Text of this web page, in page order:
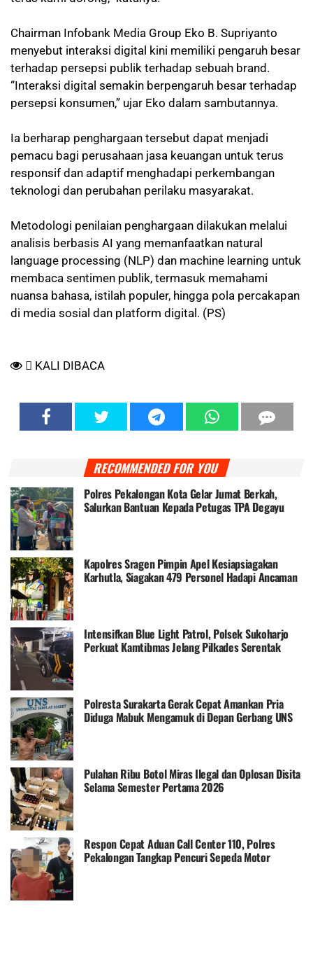
Chairman Infobank Media Group Eko B. Supriyanto
menyebut interaksi digital kini memiliki pengaruh besar
terhadap persepsi publik terhadap sebuah brand.
“Interaksi digital semakin berpengaruh besar terhadap
persepsi konsumen,” ujar Eko dalam sambutannya.
Ia berharap penghargaan tersebut dapat menjadi
pemacu bagi perusahaan jasa keuangan untuk terus
responsif dan adaptif menghadapi perkembangan
teknologi dan perubahan perilaku masyarakat.
Metodologi penilaian penghargaan dilakukan melalui
analisis berbasis AI yang memanfaatkan natural
language processing (NLP) dan machine learning untuk
membaca sentimen publik, termasuk memahami
nuansa bahasa, istilah populer, hingga pola percakapan
di media sosial dan platform digital. (PS)
KALI DIBACA
RECOMMENDED FOR YOU
Polres Pekalongan Kota Gelar Jumat Berkah,
Salurkan Bantuan Kepada Petugas TPA Degayu
Kapolres Sragen Pimpin Apel Kesiapsiagakan
Karhutla, Siagakan 479 Personel Hadapi Ancaman
Intensifkan Blue Light Patrol, Polsek Sukoharjo
Perkuat Kamtibmas Jelang Pilkades Serentak
2026
Polresta Surakarta Gerak Cepat Amankan Pria
Diduga Mabuk Mengamuk di Depan Gerbang UNS
Pulahan Ribu Botol Miras Ilegal dan Oplosan Disita
Selama Semester Pertama 2026
Respon Cepat Aduan Call Center 110, Polres
Pekalongan Tangkap Pencuri Sepeda Motor
Kurang dari 5 Jam